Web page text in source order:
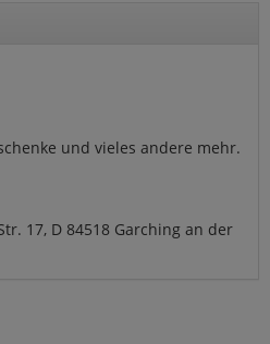
und vieles andere mehr.
17, D 84518 Garching an der